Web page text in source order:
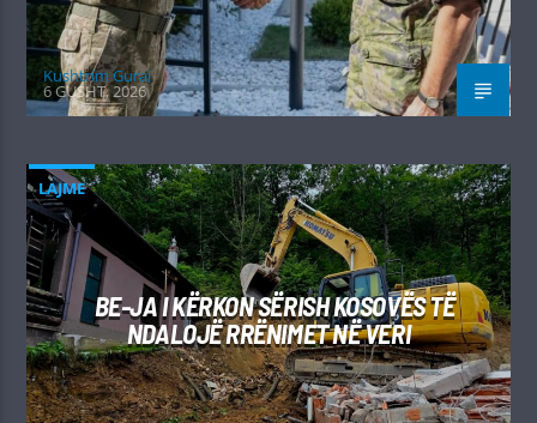
Kushtrim Guraj
6 GUSHT, 2026
LAJME
BE-JA I KËRKON SËRISH KOSOVËS TË
NDALOJË RRËNIMET NË VERI